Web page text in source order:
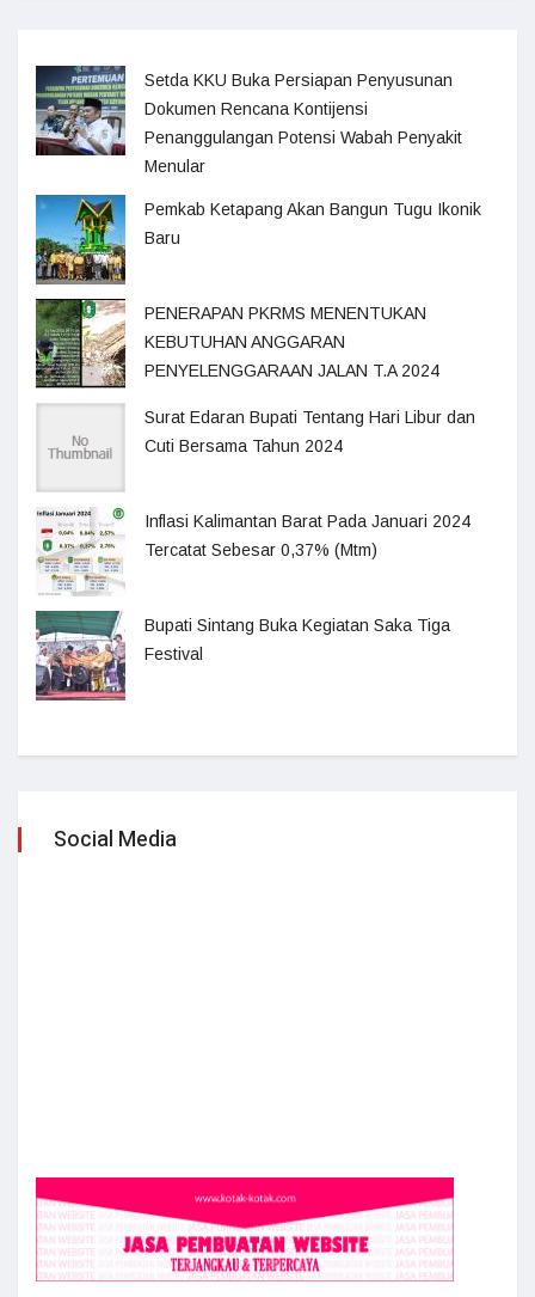
Setda KKU Buka Persiapan Penyusunan
Dokumen Rencana Kontijensi
Penanggulangan Potensi Wabah Penyakit
Menular
Pemkab Ketapang Akan Bangun Tugu Ikonik
Baru
PENERAPAN PKRMS MENENTUKAN
KEBUTUHAN ANGGARAN
PENYELENGGARAAN JALAN T.A 2024
Surat Edaran Bupati Tentang Hari Libur dan
Cuti Bersama Tahun 2024
Inflasi Kalimantan Barat Pada Januari 2024
Tercatat Sebesar 0,37% (Mtm)
Bupati Sintang Buka Kegiatan Saka Tiga
Festival
Social Media